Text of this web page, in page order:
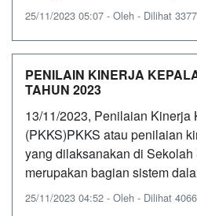
25/11/2023 05:07 - Oleh - Dilihat
PENILAIN KINERJA
TAHUN 2023
13/11/2023, Penilaian Kinerja
(PKKS)PKKS atau penilaian
yang dilaksanakan di
merupakan bagian sistem
25/11/2023 04:52 - Oleh - Dilihat